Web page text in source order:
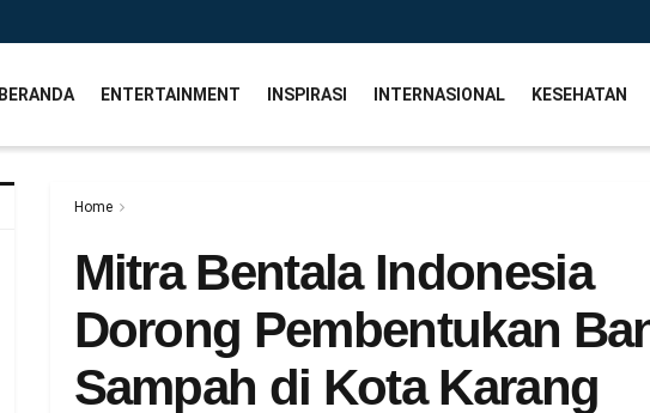
BERANDA ENTERTAINMENT INSPIRASI INTERNASIONAL KESEHATAN
Home
Mitra Bentala Indonesia
Dorong Pembentukan
Sampah di Kota Karang